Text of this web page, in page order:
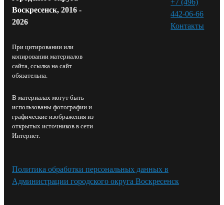
Воскресенск, 2016 -
2026
При цитировании или
копировании материалов
сайта, ссылка на сайт
обязательна.
В материалах могут быть
использованы фотографии и
графические изображения из
открытых источников в сети
Интернет.
442-06-66
Контакты⁠
Политика обработки персональных данных в
Администрации городского округа Воскресенск